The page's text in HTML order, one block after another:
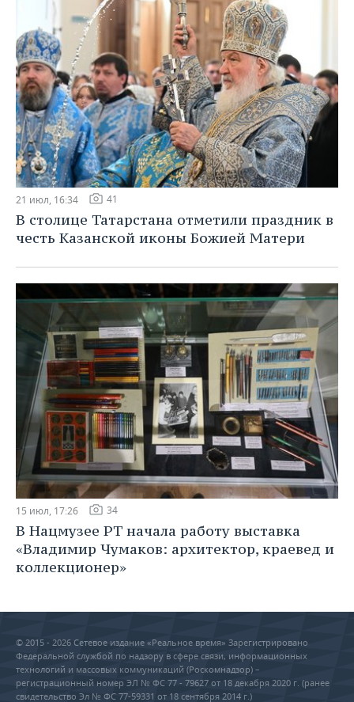
21 июл, 16:34 41
В столице Татарстана отметили праздник в
честь Казанской иконы Божией Матери
15 июл, 17:26 34
В Нацмузее РТ начала работу выставка
«Владимир Чумаков: архитектор, краевед и
коллекционер»
© 2015 - 2026 Сетевое издание «Реальное время» Зарегистрировано
Федеральной службой по надзору в сфере связи, информационных
технологий и массовых коммуникаций (Роскомнадзор) –
регистрационный номер ЭЛ № ФС 77 - 79627 от 18 декабря 2020 г. (ранее
свидетельство Эл № ФС 77-59331 от 18 сентября 2014 г.)